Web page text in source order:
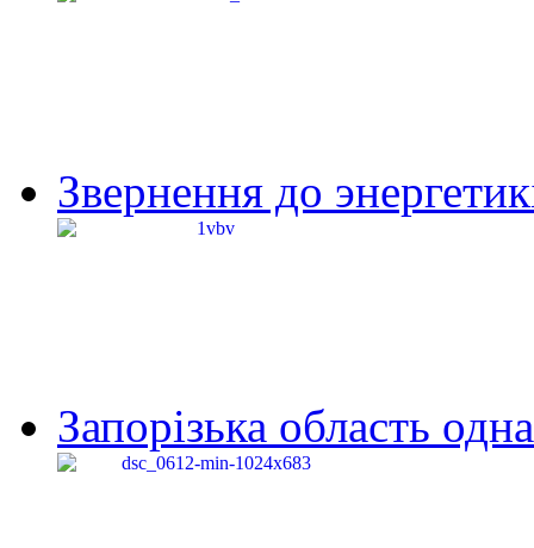
Звернення до
Запорізька область